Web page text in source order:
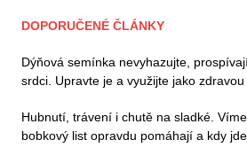
DOPORUČENÉ ČLÁNKY
Dýňová semínka nevyhazujte,
srdci. Upravte je a využijte jako
Hubnutí, trávení i chutě na sladké.
bobkový list opravdu pomáhají a kdy